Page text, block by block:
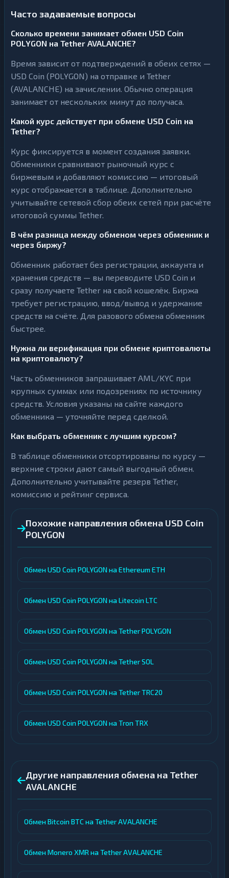
Часто задаваемые вопросы
Сколько времени занимает обмен USD Coin
POLYGON на Tether AVALANCHE?
Время зависит от подтверждений в обеих сетях —
USD Coin (POLYGON) на отправке и Tether
(AVALANCHE) на зачислении. Обычно операция
занимает от нескольких минут до получаса.
Какой курс действует при обмене USD Coin на
Tether?
Курс фиксируется в момент создания заявки.
Обменники сравнивают рыночный курс с
биржевым и добавляют комиссию — итоговый
курс отображается в таблице. Дополнительно
учитывайте сетевой сбор обеих сетей при расчёте
итоговой суммы Tether.
В чём разница между обменом через обменник и
через биржу?
Обменник работает без регистрации, аккаунта и
хранения средств — вы переводите USD Coin и
сразу получаете Tether на свой кошелёк. Биржа
требует регистрацию, ввод/вывод и удержание
средств на счёте. Для разового обмена обменник
быстрее.
Нужна ли верификация при обмене криптовалюты
на криптовалюту?
Часть обменников запрашивает AML/KYC при
крупных суммах или подозрениях по источнику
средств. Условия указаны на сайте каждого
обменника — уточняйте перед сделкой.
Как выбрать обменник с лучшим курсом?
В таблице обменники отсортированы по курсу —
верхние строки дают самый выгодный обмен.
Дополнительно учитывайте резерв Tether,
комиссию и рейтинг сервиса.
Похожие направления обмена USD Coin
POLYGON
Обмен USD Coin POLYGON на Ethereum ETH
Обмен USD Coin POLYGON на Litecoin LTC
Обмен USD Coin POLYGON на Tether POLYGON
Обмен USD Coin POLYGON на Tether SOL
Обмен USD Coin POLYGON на Tether TRC20
Обмен USD Coin POLYGON на Tron TRX
Другие направления обмена на Tether
AVALANCHE
Обмен Bitcoin BTC на Tether AVALANCHE
Обмен Monero XMR на Tether AVALANCHE